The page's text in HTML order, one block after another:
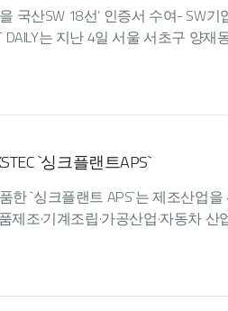
국산SW 18선’ 인증서 수여- SW
는 지난 4일 서울 서초구 양재
`싱크플랜트APS`
한 `싱크플랜트 APS`는 제조산업
제조·기계조립·가공산업·자동차